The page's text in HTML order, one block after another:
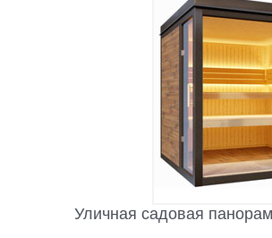
Уличная садовая